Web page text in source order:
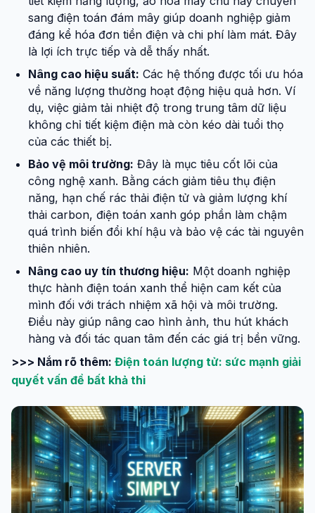
sang điện toán đám mây giúp doanh nghiệp giảm
đáng kể hóa đơn tiền điện và chi phí làm mát. Đây
là lợi ích trực tiếp và dễ thấy nhất.
Nâng cao hiệu suất: Các hệ thống được tối ưu hóa
về năng lượng thường hoạt động hiệu quả hơn. Ví
dụ, việc giảm tải nhiệt độ trong trung tâm dữ liệu
không chỉ tiết kiệm điện mà còn kéo dài tuổi thọ
của các thiết bị.
Bảo vệ môi trường: Đây là mục tiêu cốt lõi của
công nghệ xanh. Bằng cách giảm tiêu thụ điện
năng, hạn chế rác thải điện tử và giảm lượng khí
thải carbon, điện toán xanh góp phần làm chậm
quá trình biến đổi khí hậu và bảo vệ các tài nguyên
thiên nhiên.
Nâng cao uy tín thương hiệu: Một doanh nghiệp
thực hành điện toán xanh thể hiện cam kết của
mình đối với trách nhiệm xã hội và môi trường.
Điều này giúp nâng cao hình ảnh, thu hút khách
hàng và đối tác quan tâm đến các giá trị bền vững.
>>> Nắm rõ thêm: Điện toán lượng tử: sức mạnh giải
quyết vấn đề bất khả thi